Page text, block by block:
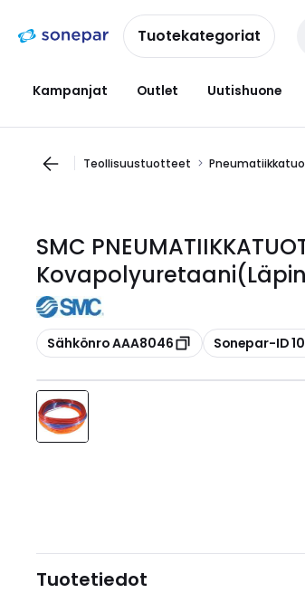
navigointiinsisältöönTuotekategoriat
Kampanjat Outlet Uutishuone
Teollisuustuotteet
SMC
Kopioi
Sähkönro AAA8046 Kopioi
Sonepar-ID
Tuotetiedot